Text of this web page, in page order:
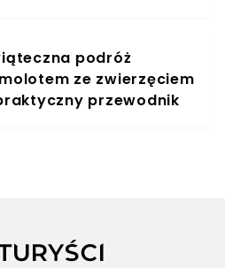
podróż
ze zwierzęciem
przewodnik